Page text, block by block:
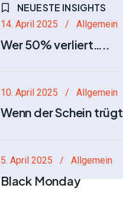
NEUESTE INSIGHTS
14. April 2025 Allgemein
Wer 50% verliert…..
10. April 2025 Allgemein
Wenn der Schein trügt
5. April 2025 Allgemein
Black Monday